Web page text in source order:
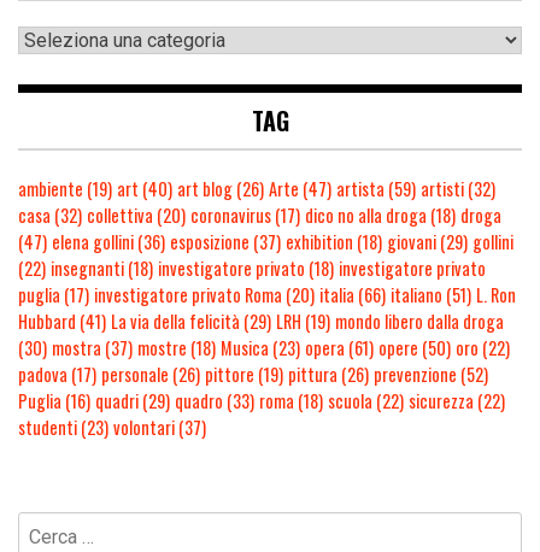
TAG
ambiente (19) art (40) art blog(26)Arte (47) artista (59) artisti(32)
casa (32) collettiva (20) coronavirus(17) dico no alla droga (18) droga
(47) elena gollini(36) esposizione (37) exhibition (18) giovani(29) gollini
(22) insegnanti(18) investigatore privato (18) investigatore privato
puglia (17) investigatore privato Roma (20) italia (66) italiano (51) L. Ron
Hubbard (41) La via della felicità (29) LRH (19) mondo libero dalla droga
(30) mostra (37) mostre (18) Musica (23) opera (61) opere (50) oro (22)
padova (17) personale (26) pittore (19) pittura (26) prevenzione (52)
Puglia (16) quadri(29) quadro (33) roma (18) scuola (22) sicurezza (22)
studenti(23)volontari(37)